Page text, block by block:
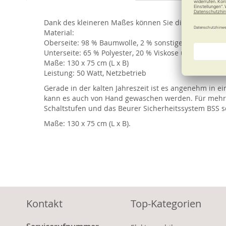
images
gallery
Dank des kleineren Maßes können Sie dieses
Material:
Oberseite: 98 % Baumwolle, 2 % sonstige Fasern
Unterseite: 65 % Polyester, 20 % Viskose und 15 %
Maße: 130 x 75 cm (L x B)
Leistung: 50 Watt, Netzbetrieb
Gerade in der kalten Jahreszeit ist es angenehm in
kann es auch von Hand gewaschen werden. Für
Schaltstufen und das Beurer Sicherheitssystem BSS
Maße: 130 x 75 cm (L x B).
Kontakt Top-Kategorien